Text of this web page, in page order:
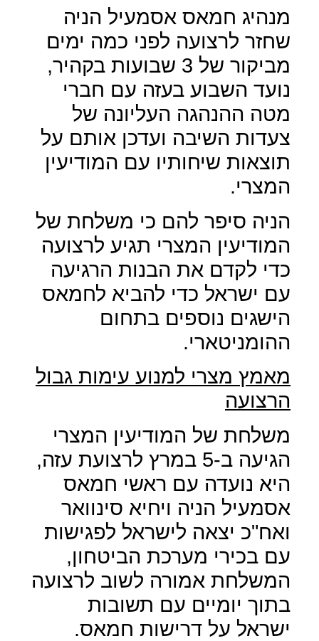
מנהיג חמאס אסמעיל הניה
שחזר לרצועה לפני כמה ימים
מביקור של 3 שבועות בקהיר,
נועד השבוע בעזה עם חברי
מטה ההנהגה העליונה של
צעדות השיבה ועדכן אותם על
תוצאות שיחותיו עם המודיעין
המצרי.
הניה סיפר להם כי משלחת של
המודיעין המצרי תגיע לרצועה
כדי לקדם את הבנות הרגיעה
עם ישראל כדי להביא לחמאס
הישגים נוספים בתחום
ההומניטארי.
מאמץ מצרי למנוע עימות גבול
הרצועה
משלחת של המודיעין המצרי
הגיעה ב-5 במרץ לרצועת עזה,
היא נועדה עם ראשי חמאס
אסמעיל הניה ויחיא סינוואר
ואח"כ יצאה לישראל לפגישות
עם בכירי מערכת הביטחון,
המשלחת אמורה לשוב לרצועה
בתוך יומיים עם תשובות
ישראל על דרישות חמאס.